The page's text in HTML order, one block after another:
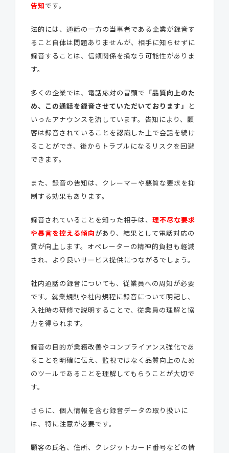
告知です。
法的には、通話の一方の当事者である企業が録音す
ること自体は問題ありませんが、相手に知らせずに
録音することは、信頼関係を損なう可能性がありま
す。
多くの企業では、電話応対の冒頭で 「品質向上のた
め、この通話を録音させていただいております」
と
いったアナウンスを流しています。告知により、顧
客は録音されていることを認識した上で会話を続け
ることができ、後からトラブルになるリスクを回避
できます。
また、録音の告知は、クレーマーや悪質な要求を抑
制する効果もあります。
録音されていることを知った相手は、 理不尽な要求
や暴言を控える傾向があり、結果として電話対応の
質が向上します。オペレーターの精神的負担も軽減
され、より良いサービス提供につながるでしょう。
社内通話の録音についても、従業員への周知が必要
です。就業規則や社内規程に録音について明記し、
入社時の研修で説明することで、従業員の理解と協
力を得られます。
録音の目的が業務改善やコンプライアンス強化であ
ることを明確に伝え、監視ではなく品質向上のため
のツールであることを理解してもらうことが大切で
す。
さらに、個人情報を含む録音データの取り扱いに
は、特に注意が必要です。
顧客の氏名、住所、クレジットカード番号などの情